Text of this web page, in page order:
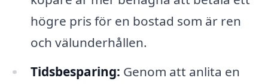
högre pris för en bostad som är ren
och välunderhållen.
Tidsbesparing: Genom att anlita en